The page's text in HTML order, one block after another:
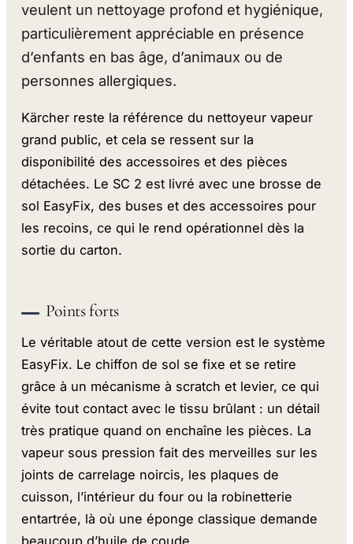
veulent un nettoyage profond et hygiénique,
particulièrement appréciable en présence
d’enfants en bas âge, d’animaux ou de
personnes allergiques.
Kärcher reste la référence du nettoyeur vapeur
grand public, et cela se ressent sur la
disponibilité des accessoires et des pièces
détachées. Le SC 2 est livré avec une brosse de
sol EasyFix, des buses et des accessoires pour
les recoins, ce qui le rend opérationnel dès la
sortie du carton.
Points forts
Le véritable atout de cette version est le système
EasyFix. Le chiffon de sol se fixe et se retire
grâce à un mécanisme à scratch et levier, ce qui
évite tout contact avec le tissu brûlant : un détail
très pratique quand on enchaîne les pièces. La
vapeur sous pression fait des merveilles sur les
joints de carrelage noircis, les plaques de
cuisson, l’intérieur du four ou la robinetterie
entartrée, là où une éponge classique demande